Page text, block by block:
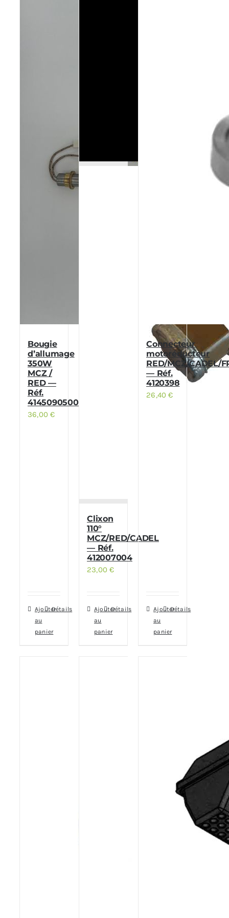
Bougie
d’allumage
350W
MCZ /
RED —
Réf.
41450905000
36,00€
Ajouter
au
panier
Détails
Clixon
110°
MCZ/RED/CADEL
— Réf.
412007004
23,00€
Ajouter
au
panier
Détails
Connecteur
motoréducteur
RED/MCZ/CADEL/
— Réf.
4120398
26,40€
Ajouter
au
panier
Détails